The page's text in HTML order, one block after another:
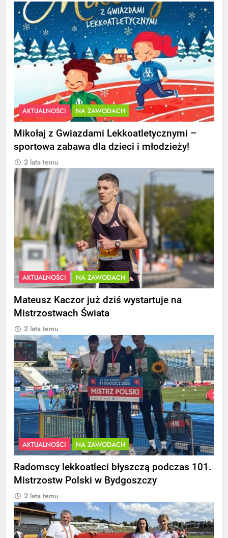
AKTUALNOŚCI NA ZAWODACH
Mikołaj z Gwiazdami Lekkoatletycznymi –
sportowa zabawa dla dzieci i młodzieży!
2 lata temu
AKTUALNOŚCI NA ZAWODACH
Mateusz Kaczor już dziś wystartuje na
Mistrzostwach Świata
2 lata temu
AKTUALNOŚCI NA ZAWODACH
Radomscy lekkoatleci błyszczą podczas 101.
Mistrzostw Polski w Bydgoszczy
2 lata temu